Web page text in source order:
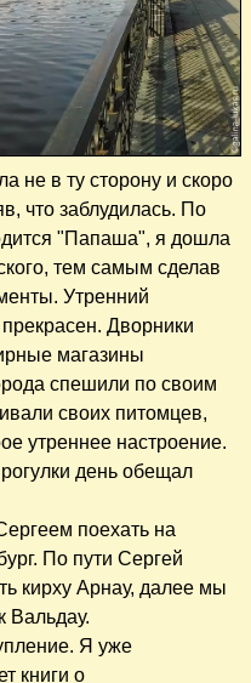
не в ту сторону и скоро
что заблудилась. По
"Папаша", я дошла
тем самым сделав
Утренний
Дворники
магазины
спешили по своим
своих питомцев,
утреннее настроение.
день обещал
поехать на
По пути Сергей
кирху Арнау, далее мы
Вальдау.
Я уже
книги о